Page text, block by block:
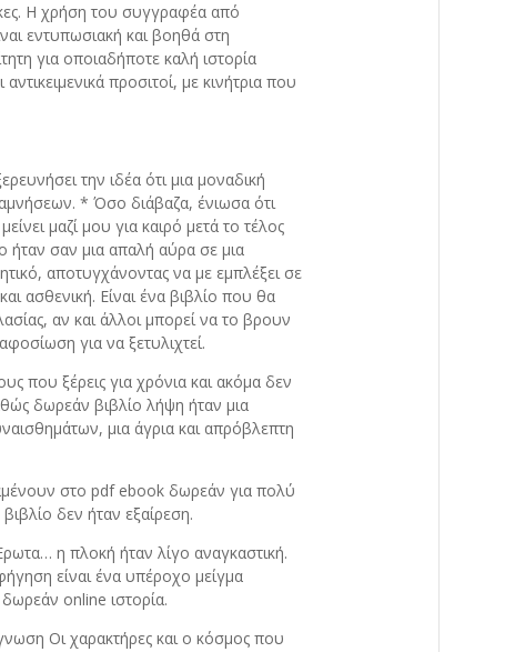
Η χρήση του συγγραφέα από
εντυπωσιακή και βοηθά στη
για οποιαδήποτε καλή ιστορία
προσιτοί, με κινήτρια που
την ιδέα ότι μια μοναδική
* Όσο διάβαζα, ένιωσα ότι
μαζί μου για καιρό μετά το τέλος
ήταν σαν μια απαλή αύρα σε μια
αποτυγχάνοντας να με εμπλέξει σε
ασθενική. Είναι ένα βιβλίο που θα
αν και άλλοι μπορεί να το βρουν
για να ξετυλιχτεί.
που ξέρεις για χρόνια και ακόμα δεν
δωρεάν βιβλίο λήψη ήταν μια
μια άγρια και απρόβλεπτη
στο pdf ebook δωρεάν για πολύ
δεν ήταν εξαίρεση.
η πλοκή ήταν λίγο αναγκαστική.
είναι ένα υπέροχο μείγμα
online ιστορία.
Οι χαρακτήρες και ο κόσμος που